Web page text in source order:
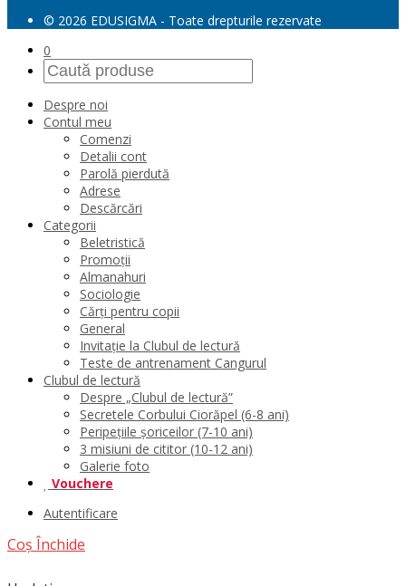
© 2026 EDUSIGMA - Toate drepturile rezervate
0
Despre noi
Contul meu
Comenzi
Detalii cont
Parolă pierdută
Adrese
Descărcări
Categorii
Beletristică
Promoții
Almanahuri
Sociologie
Cărți pentru copii
General
Invitație la Clubul de lectură
Teste de antrenament Cangurul
Clubul de lectură
Despre „Clubul de lectură”
Secretele Corbului Ciorăpel (6-8 ani)
Peripețiile șoriceilor (7-10 ani)
3 misiuni de cititor (10-12 ani)
Galerie foto
Vouchere
Autentificare
Coș Închide